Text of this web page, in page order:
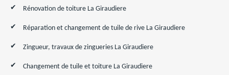
Rénovation de toiture La Giraudiere
Réparation et changement de tuile de rive La Giraudiere
Zingueur, travaux de zingueries La Giraudiere
Changement de tuile et toiture La Giraudiere